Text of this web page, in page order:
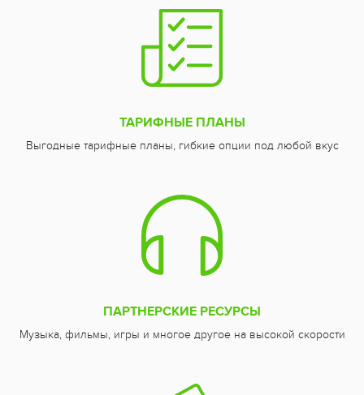
ТАРИФНЫЕ ПЛАНЫ
Выгодные тарифные планы, гибкие опции под любой вкус
ПАРТНЕРСКИЕ РЕСУРСЫ
Музыка, фильмы, игры и многое другое на высокой скорости